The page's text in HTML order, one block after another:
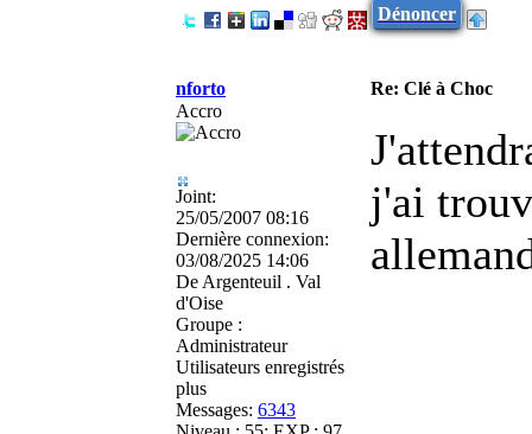
Dénoncer
nforto
Re: Clé à Choc
Accro
Joint:
25/05/2007 08:16
Dernière connexion:
03/08/2025 14:06
De Argenteuil . Val
d'Oise
Groupe :
Administrateur
Utilisateurs enregistrés
plus
Messages: 6343
j'ai